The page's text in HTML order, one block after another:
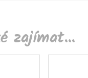
zajímat...